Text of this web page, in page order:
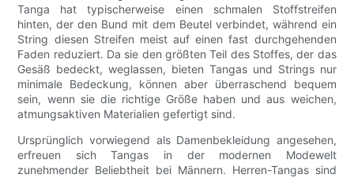
Tanga hat typischerweise einen schmalen Stoffstreifen
hinten, der den Bund mit dem Beutel verbindet, während ein
String diesen Streifen meist auf einen fast durchgehenden
Faden reduziert. Da sie den größten Teil des Stoffes, der das
Gesäß bedeckt, weglassen, bieten Tangas und Strings nur
minimale Bedeckung, können aber überraschend bequem
sein, wenn sie die richtige Größe haben und aus weichen,
atmungsaktiven Materialien gefertigt sind.
Ursprünglich vorwiegend als Damenbekleidung angesehen,
erfreuen sich Tangas in der modernen Modewelt
zunehmender Beliebtheit bei Männern. Herren-Tangas sind